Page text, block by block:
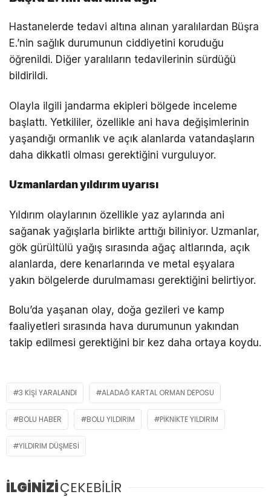
Hastanelerde tedavi altına alınan yaralılardan Büşra
E.’nin sağlık durumunun ciddiyetini koruduğu
öğrenildi. Diğer yaralıların tedavilerinin sürdüğü
bildirildi.
Olayla ilgili jandarma ekipleri bölgede inceleme
başlattı. Yetkililer, özellikle ani hava değişimlerinin
yaşandığı ormanlık ve açık alanlarda vatandaşların
daha dikkatli olması gerektiğini vurguluyor.
Uzmanlardan yıldırım uyarısı
Yıldırım olaylarının özellikle yaz aylarında ani
sağanak yağışlarla birlikte arttığı biliniyor. Uzmanlar,
gök gürültülü yağış sırasında ağaç altlarında, açık
alanlarda, dere kenarlarında ve metal eşyalara
yakın bölgelerde durulmaması gerektiğini belirtiyor.
Bolu’da yaşanan olay, doğa gezileri ve kamp
faaliyetleri sırasında hava durumunun yakından
takip edilmesi gerektiğini bir kez daha ortaya koydu.
3 KIŞI YARALANDI ALADAĞ KARTAL ORMAN DEPOSU
BOLU HABER BOLU YILDIRIM PIKNIKTE YILDIRIM
YILDIRIM DÜŞMESI
İLGİNİZİÇEKEBİLİR